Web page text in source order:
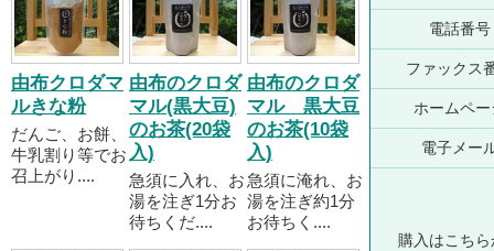
由布クロダマ
ルきな粉
だんご、お餅、
牛乳割り等でお
召上がり....
由布のクロダ
マル(黒大豆)
のお茶(20袋
入)
急須に入れ、お
湯を注ぎ1分お
待ちくだ....
由布のクロダ
マル 黒大豆
のお茶(10袋
入)
急須に淹れ、お
湯を注ぎ約1分
お待ちく....
電話番号
ファックス
ホームペー
電子メー
購入はこちら